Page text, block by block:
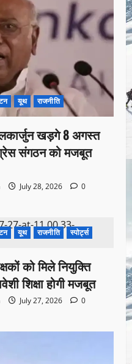
यूथ राजनीति
खड़गे 8 अगस्त
संगठन को मजबूत
July 28, 2026
0
यूथ राजनीति स्पोर्ट्स
को मिले नियुक्ति
शिक्षा होगी मजबूत
July 27, 2026
0